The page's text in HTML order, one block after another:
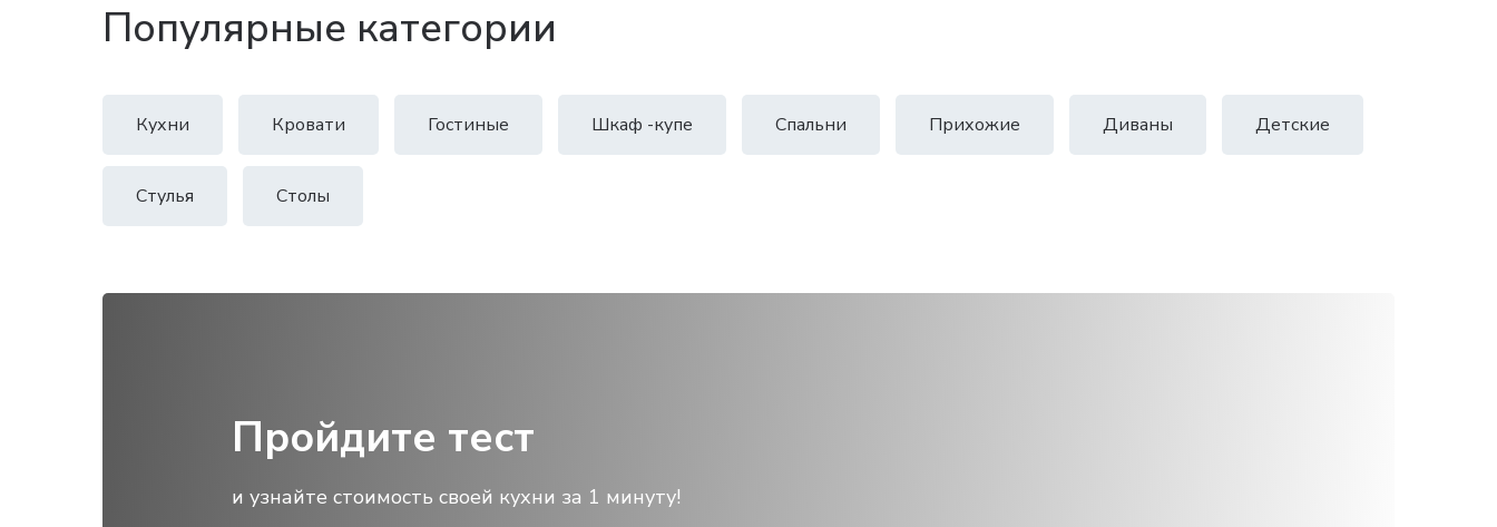
Популярные категории
Кухни Кровати Гостиные Шкаф -купе Спальни Прихожие Диваны Детские
Стулья Столы
Пройдите тест
и узнайте стоимость своей кухни за 1 минуту!